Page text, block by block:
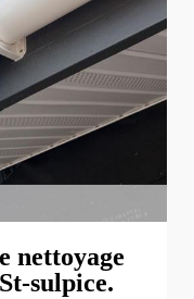
nettoyage
sulpice.